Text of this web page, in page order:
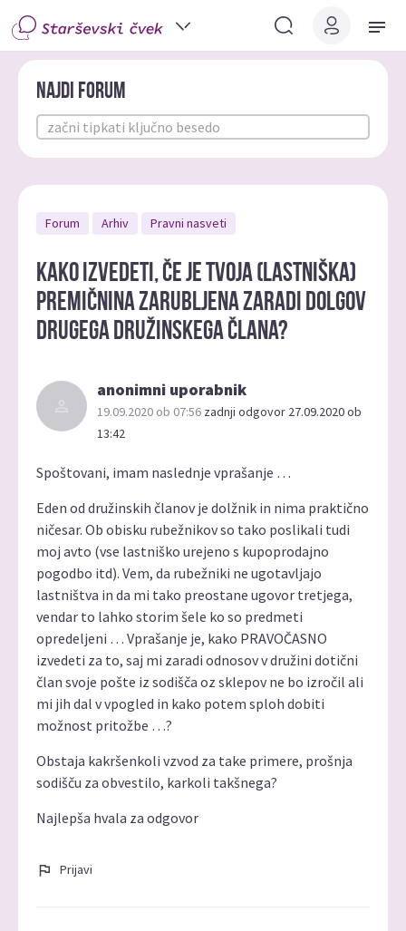
Najdi forum
Forum Arhiv Pravni nasveti
Kako izvedeti, če je tvoja (lastniška)
premičnina zarubljena zaradi dolgov
drugega družinskega člana?
anonimni uporabnik
19.09.2020 ob 07:56 zadnji odgovor 27.09.2020 ob
13:42
Spoštovani, imam naslednje vprašanje …
Eden od družinskih članov je dolžnik in nima praktično
ničesar. Ob obisku rubežnikov so tako poslikali tudi
moj avto (vse lastniško urejeno s kupoprodajno
pogodbo itd). Vem, da rubežniki ne ugotavljajo
lastništva in da mi tako preostane ugovor tretjega,
vendar to lahko storim šele ko so predmeti
opredeljeni … Vprašanje je, kako PRAVOČASNO
izvedeti za to, saj mi zaradi odnosov v družini dotični
član svoje pošte iz sodišča oz sklepov ne bo izročil ali
mi jih dal v vpogled in kako potem sploh dobiti
možnost pritožbe …?
Obstaja kakršenkoli vzvod za take primere, prošnja
sodišču za obvestilo, karkoli takšnega?
Najlepša hvala za odgovor
Prijavi